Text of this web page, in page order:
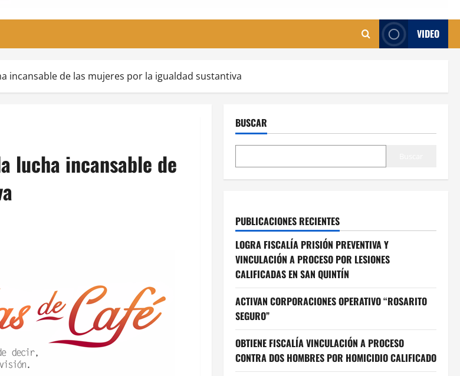
VIDEO
incansable de las mujeres por la igualdad sustantiva
lucha incansable de
BUSCAR
PUBLICACIONES RECIENTES
LOGRA FISCALÍA PRISIÓN PREVENTIVA Y
VINCULACIÓN A PROCESO POR LESIONES
CALIFICADAS EN SAN QUINTÍN
ACTIVAN CORPORACIONES OPERATIVO “ROSARITO
SEGURO”
OBTIENE FISCALÍA VINCULACIÓN A PROCESO
CONTRA DOS HOMBRES POR HOMICIDIO CALIFICADO